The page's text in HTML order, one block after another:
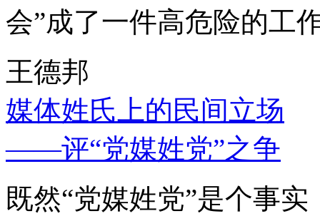
会”成了一件高危险的工
王德邦
媒体姓氏上的民间立场
——评“党媒姓党”之争
既然“党媒姓党”是个事